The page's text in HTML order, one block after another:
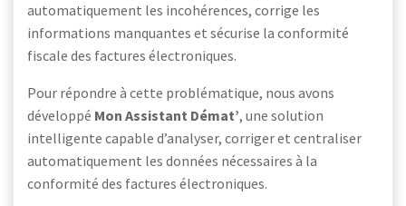
automatiquement les incohérences, corrige les
informations manquantes et sécurise la conformité
fiscale des factures électroniques.
Pour répondre à cette problématique, nous avons
développé Mon Assistant Démat’, une solution
intelligente capable d’analyser, corriger et centraliser
automatiquement les données nécessaires à la
conformité des factures électroniques.